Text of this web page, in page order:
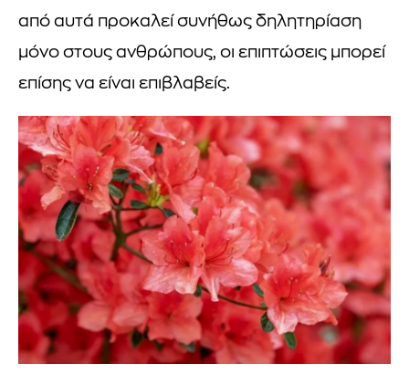
από αυτά προκαλεί συνήθως δηλητηρίαση
μόνο στους ανθρώπους, οι επιπτώσεις μπορεί
επίσης να είναι επιβλαβείς.